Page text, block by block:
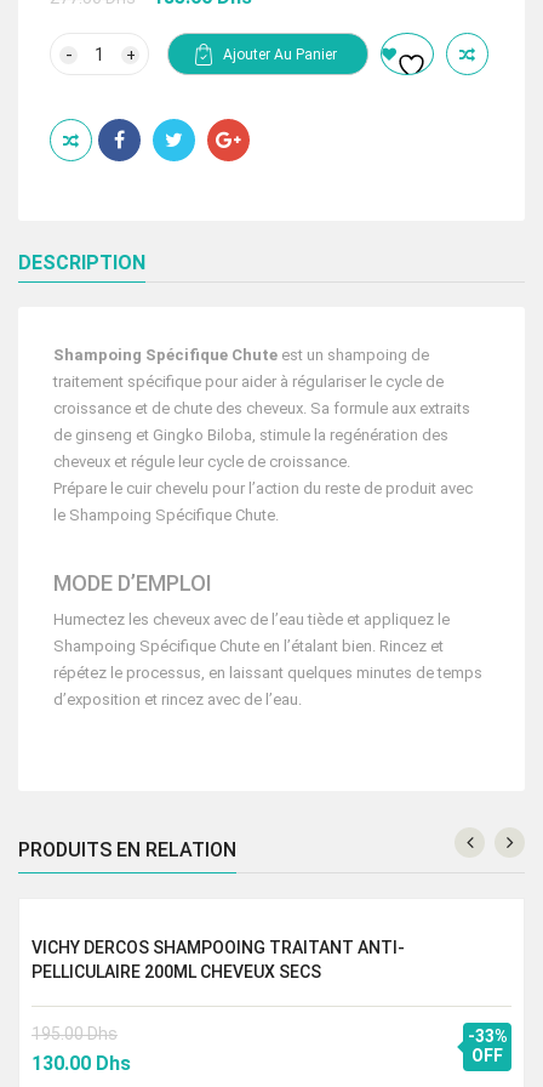
initial
était :
est :
SPÉCIFIQUE
CHUTE
Ajouter Au Panier
DESCRIPTION
Shampoing Spécifique Chute est un shampoing de
traitement spécifique pour aider à régulariser le cycle de
croissance et de chute des cheveux. Sa formule aux extraits
de ginseng et Gingko Biloba, stimule la regénération des
cheveux et régule leur cycle de croissance.
Prépare le cuir chevelu pour l’action du reste de produit avec
le Shampoing Spécifique Chute.
MODE D’EMPLOI
Humectez les cheveux avec de l’eau tiède et appliquez le
Shampoing Spécifique Chute en l’étalant bien. Rincez et
répétez le processus, en laissant quelques minutes de temps
d’exposition et rincez avec de l’eau.
PRODUITS EN RELATION
VICHY DERCOS SHAMPOOING TRAITANT ANTI-
PELLICULAIRE 200ML CHEVEUX SECS
195.00Dhs
Le
130.00 DhsLe
-33%
OFF